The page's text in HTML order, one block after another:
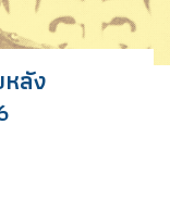
ลัง